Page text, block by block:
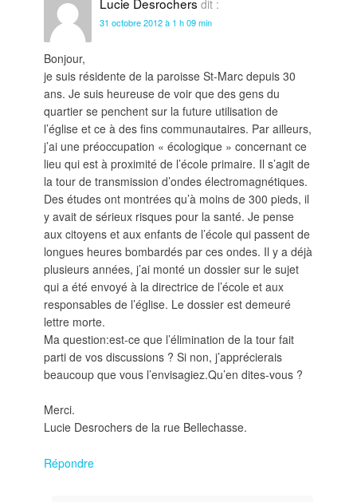
Lucie Desrochers dit :
31 octobre 2012 à 1 h 09 min
Bonjour,
je suis résidente de la paroisse St-Marc depuis 30
ans. Je suis heureuse de voir que des gens du
quartier se penchent sur la future utilisation de
l’église et ce à des fins communautaires. Par ailleurs,
j’ai une préoccupation « écologique » concernant ce
lieu qui est à proximité de l’école primaire. Il s’agit de
la tour de transmission d’ondes électromagnétiques.
Des études ont montrées qu’à moins de 300 pieds, il
y avait de sérieux risques pour la santé. Je pense
aux citoyens et aux enfants de l’école qui passent de
longues heures bombardés par ces ondes. Il y a déjà
plusieurs années, j’ai monté un dossier sur le sujet
qui a été envoyé à la directrice de l’école et aux
responsables de l’église. Le dossier est demeuré
lettre morte.
Ma question:est-ce que l’élimination de la tour fait
parti de vos discussions ? Si non, j’apprécierais
beaucoup que vous l’envisagiez.Qu’en dites-vous ?
Merci.
Lucie Desrochers de la rue Bellechasse.
Répondre